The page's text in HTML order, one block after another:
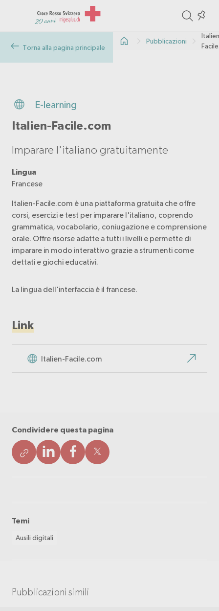
in
the
Torna alla pagina principale
Pubblicazioni
E-learning
Italien-Facile.com
Imparare l'italiano gratuitamente
Lingua
Francese
Italien-Facile.com è una piattaforma gratuita che offre
corsi, esercizi e test per imparare l'italiano, coprendo
grammatica, vocabolario, coniugazione e comprensione
orale. Offre risorse adatte a tutti i livelli e permette di
imparare in modo interattivo grazie a strumenti come
dettati e giochi educativi.
La lingua dell'interfaccia è il francese.
Link
Italien-Facile.com
Condividere questa pagina
Temi
Ausili digitali
Pubblicazioni simili